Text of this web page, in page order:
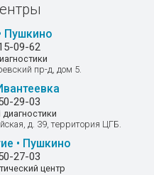
баранина,
гусь)
хек,
семга,
Пушкино
09-62
пр-д, дом 5.
29-03
д. 39, территория ЦГБ.
• Пушкино
27-03
центр